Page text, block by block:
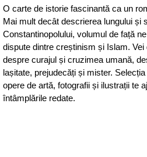
O carte de istorie fascinantă ca un
Mai mult decât descrierea lungului și
Constantinopolului, volumul de față
dispute dintre creștinism și Islam.
despre curajul și cruzimea umană,
lașitate, prejudecăți și mister.
opere de artă, fotografii și ilustrații te
întâmplările redate.